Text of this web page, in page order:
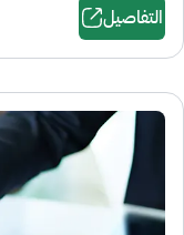
التفاصيل